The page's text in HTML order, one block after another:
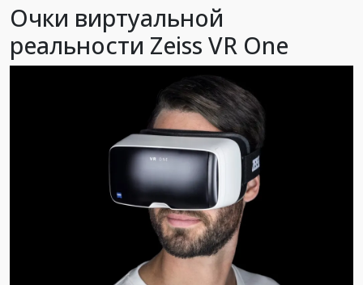
Обзоры
Очки виртуальной
реальности Zeiss VR One